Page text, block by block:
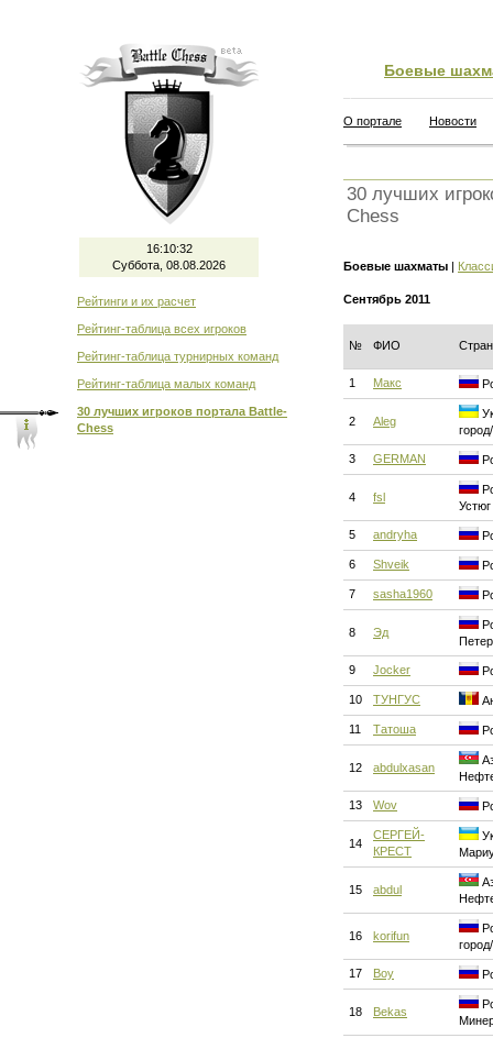
16:10:33
Суббота, 08.08.2026
Рейтинги и их расчет
Рейтинг-таблица всех игроков
Рейтинг-таблица турнирных команд
Рейтинг-таблица малых команд
30 лучших игроков портала Battle-
Chess
Боевые
О портале Новости
30 лучших
Chess
Боевые шахматы |
Сентябрь 2011
№ ФИО
1 Макс
2 Aleg
3 GERMAN
4 fsl
Устюг
5 andryha
6 Shveik
7 sasha1960
8 Эд
9 Jocker
10 ТУНГУС
11 Татоша
12 abdulxasan
13 Wov
14
СЕРГЕЙ-
КРЕСТ
15 abdul
16 korifun
17 Boy
18 Bekas